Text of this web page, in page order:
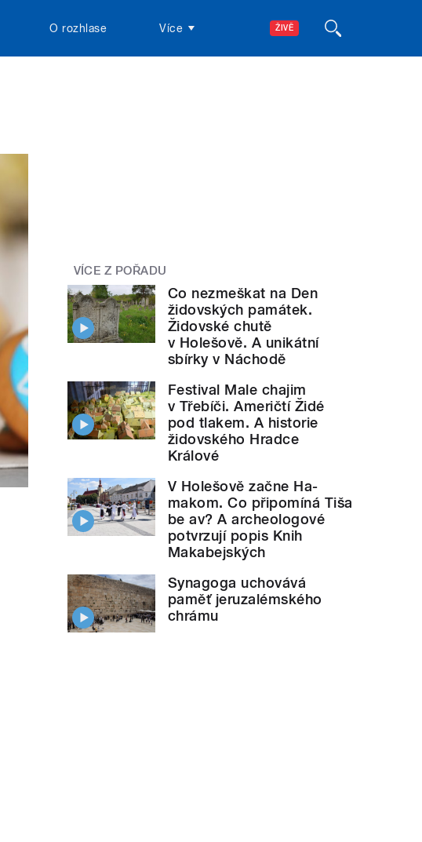
ŽIVĚ
O rozhlase Více
VÍCE Z POŘADU
Co nezmeškat na Den
židovských památek.
Židovské chutě
v Holešově. A unikátní
sbírky v Náchodě
Festival Male chajim
v Třebíči. Američtí Židé
pod tlakem. A historie
židovského Hradce
Králové
V Holešově začne Ha-
makom. Co připomíná Tiša
be av? A archeologové
potvrzují popis Knih
Makabejských
Synagoga uchovává
paměť jeruzalémského
chrámu